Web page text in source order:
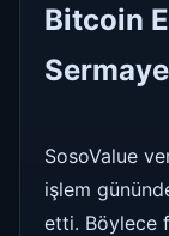
Bitcoin
SosoValue
işlem
etti. Böylece